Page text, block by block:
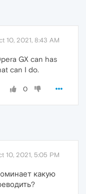
10, 2021, 8:43 AM
GX can has
can I do.
0
10, 2021, 5:05 PM
какую